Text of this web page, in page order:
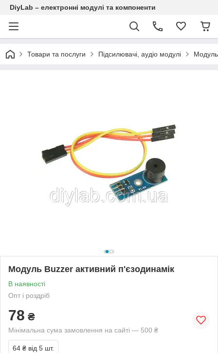
DiyLab – електронні модулі та компоненти
Товари та послуги Підсилювачі, аудіо модулі
Модуль Buzzer активний п'єзодинамік
В наявності
Опт і роздріб
78 ₴
Мінімальна сума замовлення на сайті — 500 ₴
64 ₴ від 5 шт.